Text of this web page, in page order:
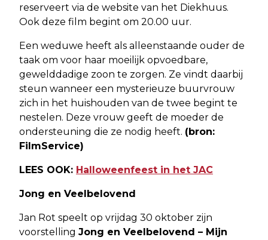
reserveert via de website van het Diekhuus.
Ook deze film begint om 20.00 uur.
Een weduwe heeft als alleenstaande ouder de
taak om voor haar moeilijk opvoedbare,
gewelddadige zoon te zorgen. Ze vindt daarbij
steun wanneer een mysterieuze buurvrouw
zich in het huishouden van de twee begint te
nestelen. Deze vrouw geeft de moeder de
ondersteuning die ze nodig heeft. (bron:
FilmService)
LEES OOK: Halloweenfeest in het JAC
Jong en Veelbelovend
Jan Rot speelt op vrijdag 30 oktober zijn
voorstelling Jong en Veelbelovend – Mijn